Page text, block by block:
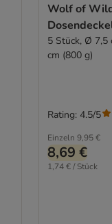
Wolf of
5 Stück, Ø 7,5
cm (800 g)
Einzeln 9,95 €
8,69 €
1,74 € / Stück
Rating: 4.5/5